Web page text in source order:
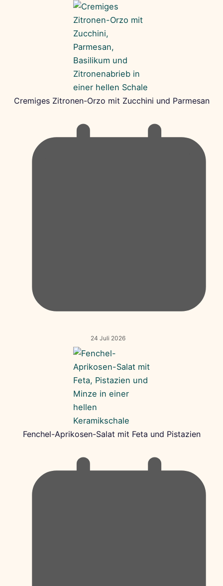
Cremiges Zitronen-Orzo mit Zucchini und Parmesan
24 Juli 2026
Fenchel-Aprikosen-Salat mit Feta und Pistazien